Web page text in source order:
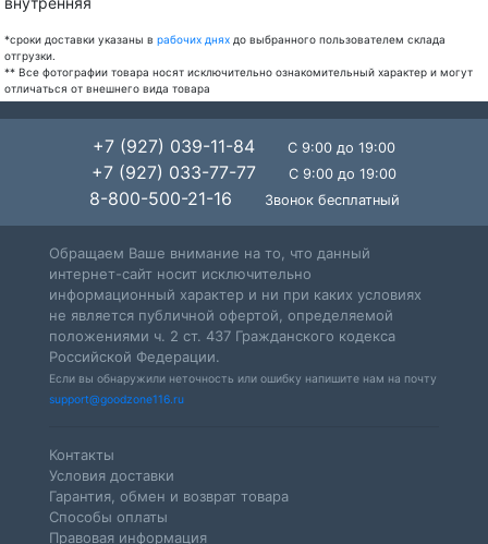
*сроки доставки указаны в рабочих днях до выбранного пользователем склада
отгрузки.
** Все фотографии товара носят исключительно ознакомительный характер и могут
отличаться от внешнего вида товара
+7 (927) 039-11-84 С 9:00 до 19:00
+7 (927) 033-77-77 С 9:00 до 19:00
8-800-500-21-16 Звонок бесплатный
Обращаем Ваше внимание на то, что данный
интернет-сайт носит исключительно
информационный характер и ни при каких условиях
не является публичной офертой, определяемой
положениями ч. 2 ст. 437 Гражданского кодекса
Российской Федерации.
Если вы обнаружили неточность или ошибку напишите нам на почту
support@goodzone116.ru
Контакты
Условия доставки
Гарантия, обмен и возврат товара
Способы оплаты
Правовая информация